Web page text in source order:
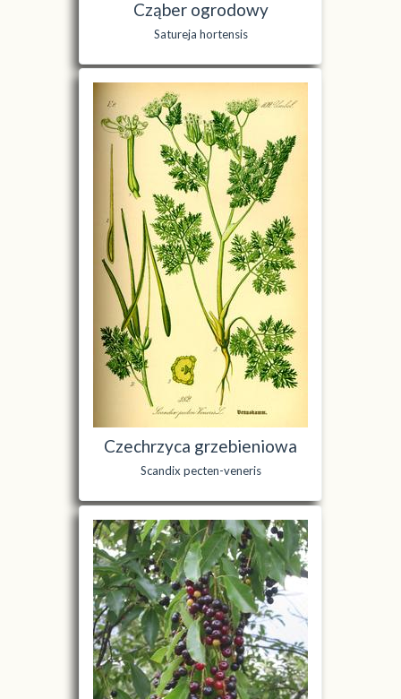
Cząber ogrodowy
Satureja hortensis
Czechrzyca grzebieniowa
Scandix pecten-veneris